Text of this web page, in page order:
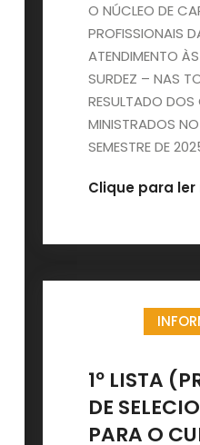
O NÚCLEO DE
PROFISSIONAIS
ATENDIMENTO
SURDEZ – NAS
RESULTADO DOS
MINISTRADOS
SEMESTRE DE
Clique para ler
1º LISTA
DE
PARA O